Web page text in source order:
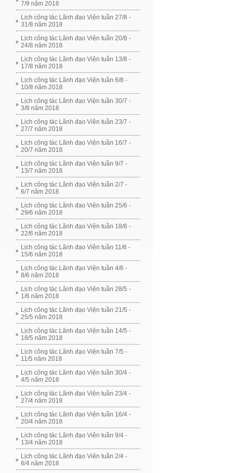
7/9 năm 2018
Lịch công tác Lãnh đạo Viện tuần 27/8 -
31/8 năm 2018
Lịch công tác Lãnh đạo Viện tuần 20/8 -
24/8 năm 2018
Lịch công tác Lãnh đạo Viện tuần 13/8 -
17/8 năm 2018
Lịch công tác Lãnh đạo Viện tuần 6/8 -
10/8 năm 2018
Lịch công tác Lãnh đạo Viện tuần 30/7 -
3/8 năm 2018
Lịch công tác Lãnh đạo Viện tuần 23/7 -
27/7 năm 2018
Lịch công tác Lãnh đạo Viện tuần 16/7 -
20/7 năm 2018
Lịch công tác Lãnh đạo Viện tuần 9/7 -
13/7 năm 2018
Lịch công tác Lãnh đạo Viện tuần 2/7 -
6/7 năm 2018
Lịch công tác Lãnh đạo Viện tuần 25/6 -
29/6 năm 2018
Lịch công tác Lãnh đạo Viện tuần 18/6 -
22/6 năm 2018
Lịch công tác Lãnh đạo Viện tuần 11/6 -
15/6 năm 2018
Lịch công tác Lãnh đạo Viện tuần 4/6 -
8/6 năm 2018
Lịch công tác Lãnh đạo Viện tuần 28/5 -
1/6 năm 2018
Lịch công tác Lãnh đạo Viện tuần 21/5 -
25/5 năm 2018
Lịch công tác Lãnh đạo Viện tuần 14/5 -
18/5 năm 2018
Lịch công tác Lãnh đạo Viện tuần 7/5 -
11/5 năm 2018
Lịch công tác Lãnh đạo Viện tuần 30/4 -
4/5 năm 2018
Lịch công tác Lãnh đạo Viện tuần 23/4 -
27/4 năm 2018
Lịch công tác Lãnh đạo Viện tuần 16/4 -
20/4 năm 2018
Lịch công tác Lãnh đạo Viện tuần 9/4 -
13/4 năm 2018
Lịch công tác Lãnh đạo Viện tuần 2/4 -
6/4 năm 2018